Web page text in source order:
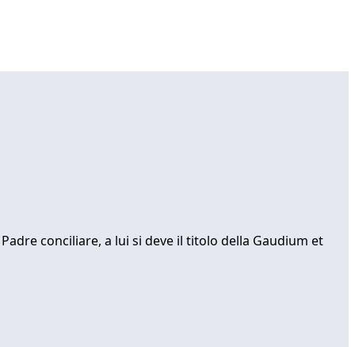
conciliare, a lui si deve il titolo della Gaudium et